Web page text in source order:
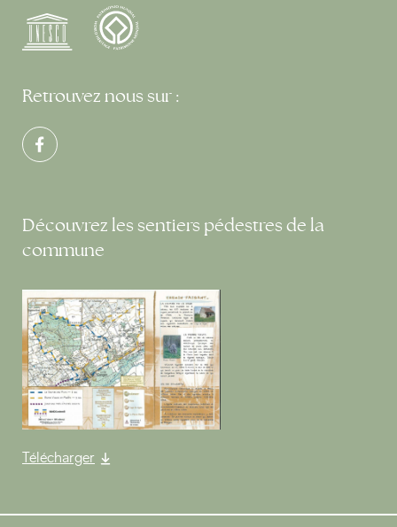
Retrouvez nous sur :
Découvrez les sentiers pédestres de la
commune
Télécharger